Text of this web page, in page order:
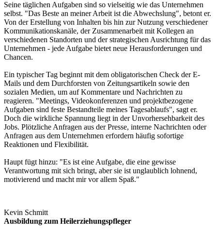
Seine täglichen Aufgaben sind so vielseitig wie das Unternehmen
selbst. "Das Beste an meiner Arbeit ist die Abwechslung", betont er.
Von der Erstellung von Inhalten bis hin zur Nutzung verschiedener
Kommunikationskanäle, der Zusammenarbeit mit Kollegen an
verschiedenen Standorten und der strategischen Ausrichtung für das
Unternehmen - jede Aufgabe bietet neue Herausforderungen und
Chancen.
Ein typischer Tag beginnt mit dem obligatorischen Check der E-
Mails und dem Durchforsten von Zeitungsartikeln sowie den
sozialen Medien, um auf Kommentare und Nachrichten zu
reagieren. "Meetings, Videokonferenzen und projektbezogene
Aufgaben sind feste Bestandteile meines Tagesablaufs", sagt er.
Doch die wirkliche Spannung liegt in der Unvorhersehbarkeit des
Jobs. Plötzliche Anfragen aus der Presse, interne Nachrichten oder
Anfragen aus dem Unternehmen erfordern häufig sofortige
Reaktionen und Flexibilität.
Haupt fügt hinzu: "Es ist eine Aufgabe, die eine gewisse
Verantwortung mit sich bringt, aber sie ist unglaublich lohnend,
motivierend und macht mir vor allem Spaß."
Kevin Schmitt
Ausbildung zum Heilerziehungspfleger